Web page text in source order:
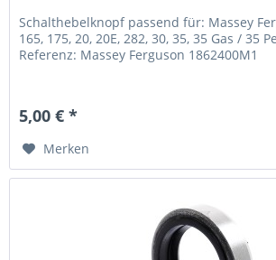
Schalthebelknopf passend für: Massey
165, 175, 20, 20E, 282, 30, 35, 35 Gas / 35
Referenz: Massey Ferguson 1862400M1
5,00 € *
Merken